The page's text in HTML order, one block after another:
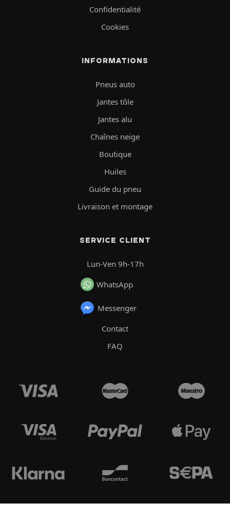
Confidentialité
Cookies
INFORMATIONS
Pneus auto
Jantes tôle
Jantes alu
Chaînes neige
Boutique
Huiles
Guide du pneu
Livraison et montage
SERVICE CLIENT
Lun-Ven 9h-17h
WhatsApp
Messenger
Contact
FAQ